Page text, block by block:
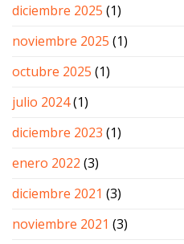
diciembre 2025 (1)
noviembre 2025 (1)
octubre 2025 (1)
julio 2024(1)
diciembre 2023 (1)
enero 2022 (3)
diciembre 2021 (3)
noviembre 2021 (3)